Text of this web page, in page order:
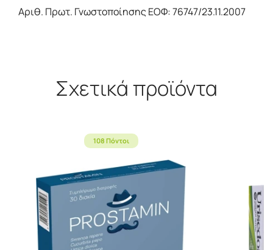
Αριθ. Πρωτ. Γνωστοποίησης ΕΟΦ: 76747/23.11.2007
Σχετικά προϊόντα
108 Πόντοι